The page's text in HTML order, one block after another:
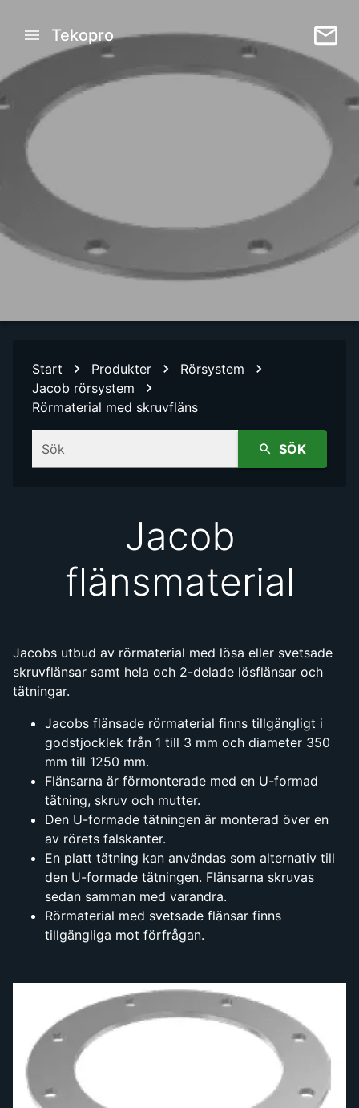
Tekopro
Start Produkter
Rörsystem
Jacob rörsystem
Rörmaterial med skruvfläns
Sök SÖK
Jacob
flänsmaterial
Jacobs utbud av rörmaterial med lösa eller svetsade
skruvflänsar samt hela och 2-delade lösflänsar och
tätningar.
Jacobs flänsade rörmaterial finns tillgängligt i
godstjocklek från 1 till 3 mm och diameter 350
mm till 1250 mm.
Flänsarna är förmonterade med en U-formad
tätning, skruv och mutter.
Den U-formade tätningen är monterad över en
av rörets falskanter.
En platt tätning kan användas som alternativ till
den U-formade tätningen. Flänsarna skruvas
sedan samman med varandra.
Rörmaterial med svetsade flänsar finns
tillgängliga mot förfrågan.